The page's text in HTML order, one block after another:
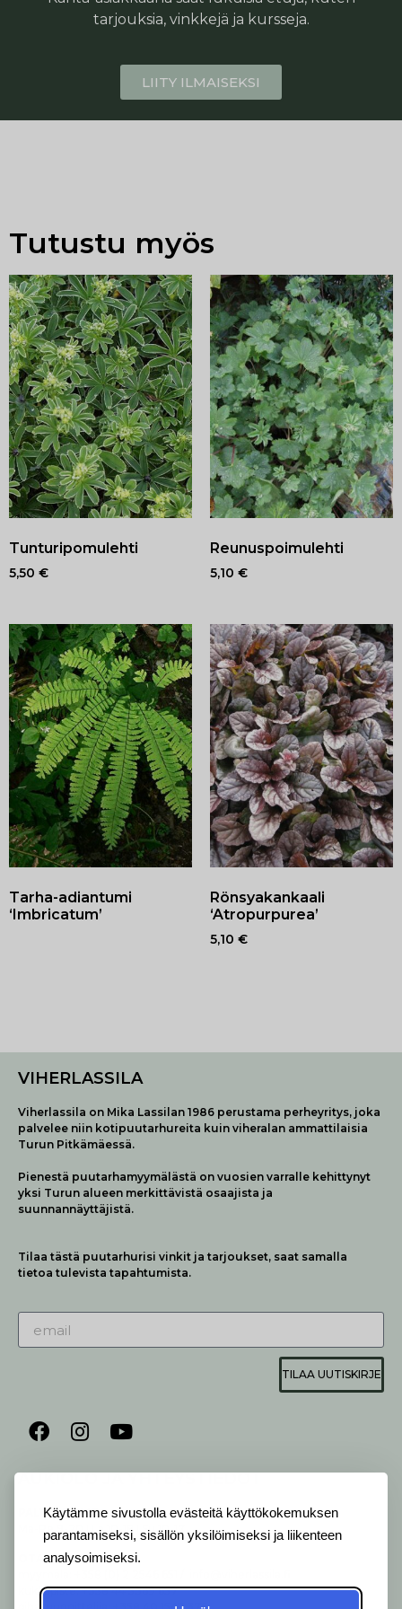
Käytämme sivustolla evästeitä käyttökokemuksen
parantamiseksi, sisällön yksilöimiseksi ja liikenteen
analysoimiseksi.
tarjouksia, vinkkejä ja kursseja.
LIITY ILMAISEKSI
Tutustu myös
Tunturipomulehti
5,50 €
Reunuspoimulehti
5,10 €
Tarha-adiantumi
‘Imbricatum’
Rönsyakankaali
‘Atropurpurea’
5,10 €
VIHERLASSILA
Viherlassila on Mika Lassilan 1986 perustama perheyritys, joka
palvelee niin kotipuutarhureita kuin viheralan ammattilaisia
Turun Pitkämäessä.
Pienestä puutarhamyymälästä on vuosien varralle kehittynyt
yksi Turun alueen merkittävistä osaajista ja
suunnannäyttäjistä.
Tilaa tästä puutarhurisi vinkit ja tarjoukset, saat samalla
tietoa tulevista tapahtumista.
TILAA UUTISKIRJE
AUKIOLO JA YHTEYSTIEDOT
ALVELEMME:
Ma-Pe 9-20 I La 10-18 I Su 10-17
OTA YHTEYTTÄ:
kukkapiste: +358 44 5369 657